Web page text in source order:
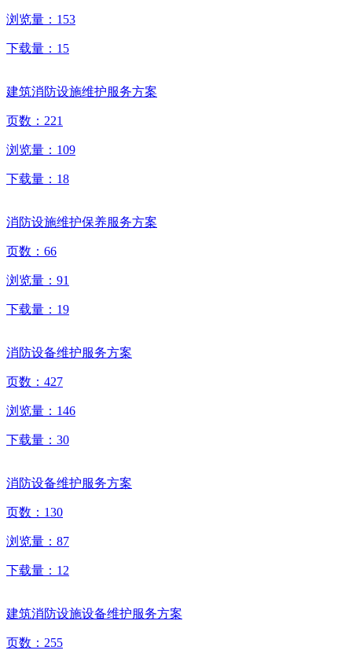
浏览量： 153
下载量： 15
建筑消防设施维护服务方案
页数： 221
浏览量： 109
下载量： 18
消防设施维护保养服务方案
页数： 66
浏览量： 91
下载量： 19
消防设备维护服务方案
页数： 427
浏览量： 146
下载量： 30
消防设备维护服务方案
页数： 130
浏览量： 87
下载量： 12
建筑消防设施设备维护服务方案
页数： 255